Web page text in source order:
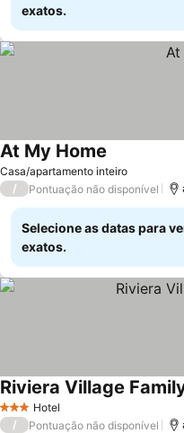
exatos.
Casa/apartamento inteiro
At My Home
/ Pontuação não disponível
Selecione as datas para
exatos.
3 EstrelasHotel
Riviera Village
/ Pontuação não disponível